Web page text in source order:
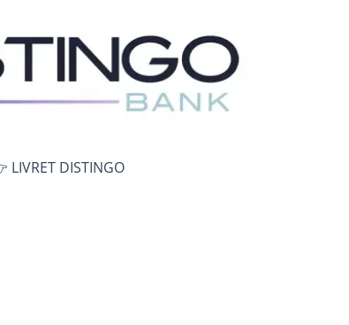
👉 LIVRET DISTINGO